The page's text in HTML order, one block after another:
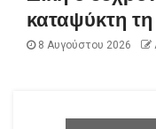
καταψύκτη
8 Αυγούστου 2026